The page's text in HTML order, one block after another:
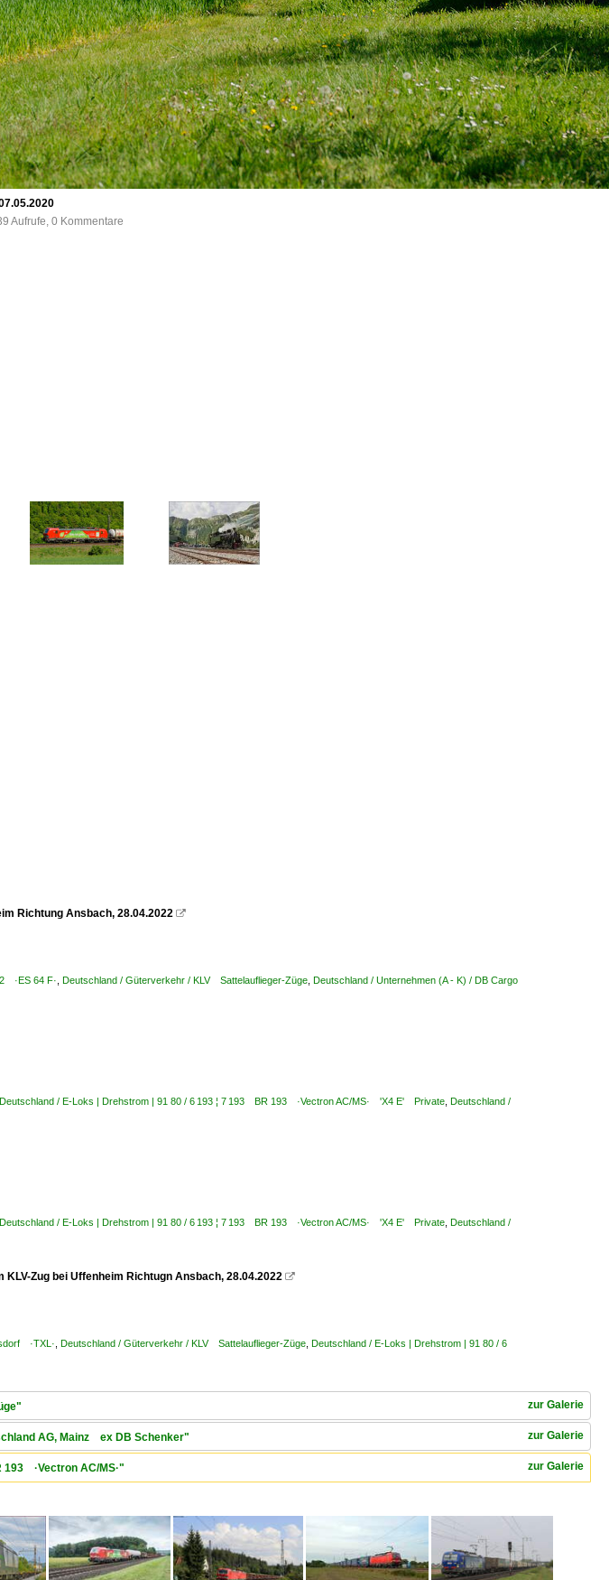
Aufrufe, 0 Kommentare
Richtung Ansbach, 28.04.2022 
·ES 64 F· Deutschland / Güterverkehr / KLV Sattelauflieger-Züge Deutschland / Unternehmen (A - K) / DB Cargo
Deutschland / E-Loks | Drehstrom | 91 80 / 6 193 ¦ 7 193 BR 193 ·Vectron AC/MS· 'X4 E' Private Deutschland /
Deutschland / E-Loks | Drehstrom | 91 80 / 6 193 ¦ 7 193 BR 193 ·Vectron AC/MS· 'X4 E' Private Deutschland /
Zug bei Uffenheim Richtugn Ansbach, 28.04.2022 
·TXL· Deutschland / Güterverkehr / KLV Sattelauflieger-Züge Deutschland / E-Loks | Drehstrom | 91 80 / 6
zur Galerie
zur Galerie
AG, Mainz ex DB Schenker"
zur Galerie
·Vectron AC/MS·"